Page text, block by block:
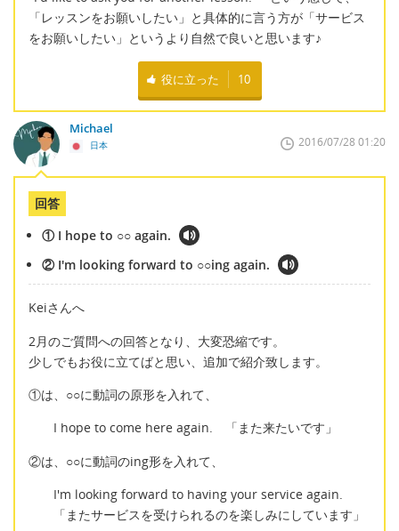
「レッスンをお願いしたい」と具体的に言う方が「サービス
をお願いしたい」というより自然で良いと思います♪
役に立った 10
Michael
日本 2016/07/28 01:20
回答
① I hope to ○○ again.
② I'm looking forward to ○○ing again.
Keiさんへ
2月のご質問への回答となり、大変恐縮です。
少しでもお役に立てばと思い、追加で紹介致します。
①は、○○に動詞の原形を入れて、
I hope to come here again. 「また来たいです」
②は、○○に動詞のing形を入れて、
I'm looking forward to having your service again.
「またサービスを受けられるのを楽しみにしています」